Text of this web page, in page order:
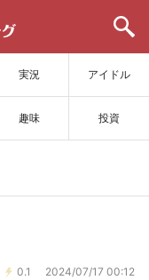
実況 アイドル
趣味 投資
0.1 2024/07/17 00:12